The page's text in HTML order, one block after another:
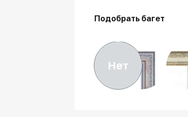
Подобрать багет
Нет